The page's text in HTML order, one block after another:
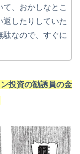
て、おかしなとこ
返したりしていた
駄なので、すぐに
投資の勧誘員の金